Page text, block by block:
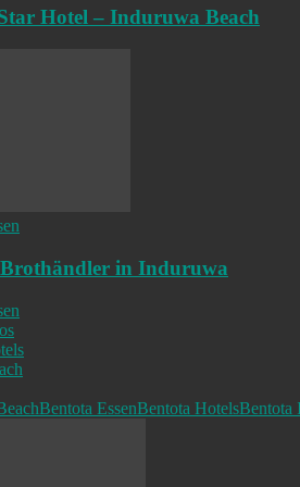
Hotel – Induruwa Beach
in Induruwa
Bentota EssenBentota HotelsBentota